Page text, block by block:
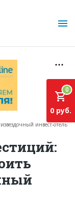
инвест-отель
0
0 руб.